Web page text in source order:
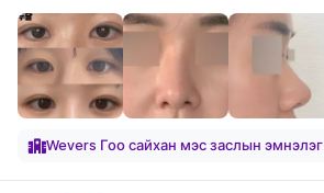
Wevers Гоо сайхан мэс заслын эмнэлэг